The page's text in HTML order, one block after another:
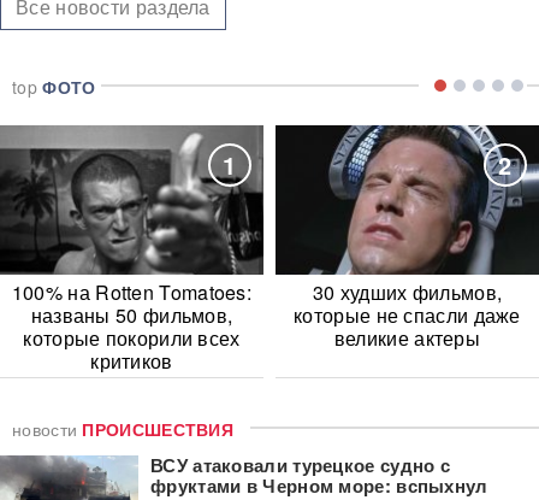
Все новости раздела
topФОТО
1
100% на Rotten Tomatoes:
названы 50 фильмов,
которые покорили всех
критиков
2
30 худших фильмов,
которые не спасли даже
великие актеры
новости ПРОИСШЕСТВИЯ
ВСУ атаковали турецкое судно с
фруктами в Черном море: вспыхнул